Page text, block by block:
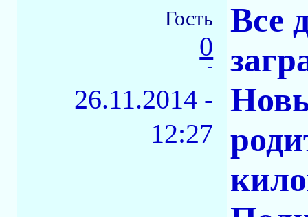
Гость
0
-
26.11.2014 -
12:27
Все